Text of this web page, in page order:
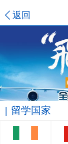
返回
留学国家